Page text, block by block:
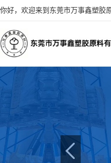
你好，欢迎来到东莞市万事鑫塑胶